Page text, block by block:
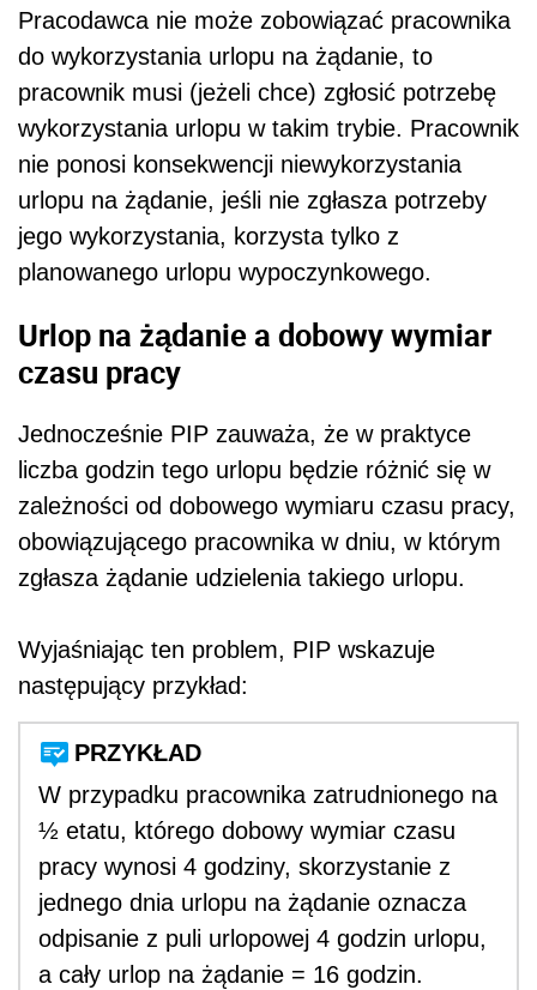
Pracodawca nie może zobowiązać pracownika
do wykorzystania urlopu na żądanie, to
pracownik musi (jeżeli chce) zgłosić potrzebę
wykorzystania urlopu w takim trybie. Pracownik
nie ponosi konsekwencji niewykorzystania
urlopu na żądanie, jeśli nie zgłasza potrzeby
jego wykorzystania, korzysta tylko z
planowanego urlopu wypoczynkowego.
Urlop na żądanie a dobowy wymiar
czasu pracy
Jednocześnie PIP zauważa, że w praktyce
liczba godzin tego urlopu będzie różnić się w
zależności od dobowego wymiaru czasu pracy,
obowiązującego pracownika w dniu, w którym
zgłasza żądanie udzielenia takiego urlopu.
Wyjaśniając ten problem, PIP wskazuje
następujący przykład:
PRZYKŁAD
W przypadku pracownika zatrudnionego na
½ etatu, którego dobowy wymiar czasu
pracy wynosi 4 godziny, skorzystanie z
jednego dnia urlopu na żądanie oznacza
odpisanie z puli urlopowej 4 godzin urlopu,
a cały urlop na żądanie = 16 godzin.